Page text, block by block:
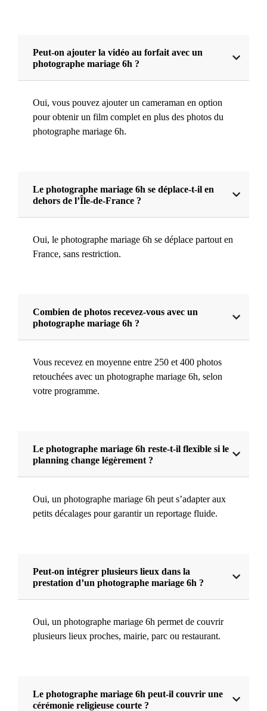
Peut-on ajouter la vidéo au forfait avec un
photographe mariage 6h ?
Oui, vous pouvez ajouter un cameraman en option
pour obtenir un film complet en plus des photos du
photographe mariage 6h.
Le photographe mariage 6h se déplace-t-il en
dehors de l’Île-de-France ?
Oui, le photographe mariage 6h se déplace partout en
France, sans restriction.
Combien de photos recevez-vous avec un
photographe mariage 6h ?
Vous recevez en moyenne entre 250 et 400 photos
retouchées avec un photographe mariage 6h, selon
votre programme.
Le photographe mariage 6h reste-t-il flexible si le
planning change légèrement ?
Oui, un photographe mariage 6h peut s’adapter aux
petits décalages pour garantir un reportage fluide.
Peut-on intégrer plusieurs lieux dans la
prestation d’un photographe mariage 6h ?
Oui, un photographe mariage 6h permet de couvrir
plusieurs lieux proches, mairie, parc ou restaurant.
Le photographe mariage 6h peut-il couvrir une
cérémonie religieuse courte ?